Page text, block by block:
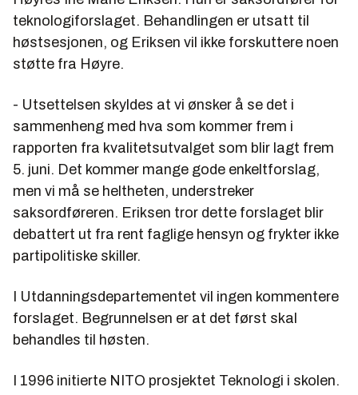
teknologiforslaget. Behandlingen er utsatt til
høstsesjonen, og Eriksen vil ikke forskuttere noen
støtte fra Høyre.
- Utsettelsen skyldes at vi ønsker å se det i
sammenheng med hva som kommer frem i
rapporten fra kvalitetsutvalget som blir lagt frem
5. juni. Det kommer mange gode enkeltforslag,
men vi må se heltheten, understreker
saksordføreren. Eriksen tror dette forslaget blir
debattert ut fra rent faglige hensyn og frykter ikke
partipolitiske skiller.
I Utdanningsdepartementet vil ingen kommentere
forslaget. Begrunnelsen er at det først skal
behandles til høsten.
I 1996 initierte NITO prosjektet Teknologi i skolen.